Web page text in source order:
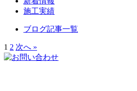
施工実績
ブログ記事一覧
1 2 次へ »